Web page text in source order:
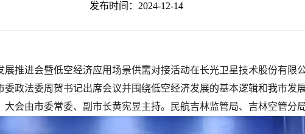
发布时间：2024-12-14
展推进会暨低空经济应用场景供需对接活动在长光卫星技术股份有限
政法委周贺书记出席会议并围绕低空经济发展的基本逻辑和我市发
会由市委常委、副市长黄宪昱主持。民航吉林监管局、吉林空管分